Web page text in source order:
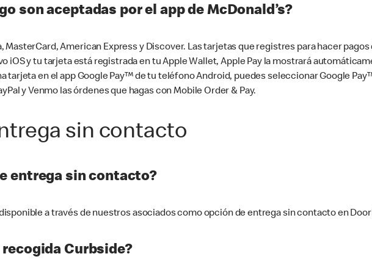
son aceptadas por el app de McDonald’s?
MasterCard, American Express y Discover. Las tarjetas que registres para hacer
iOS y tu tarjeta está registrada en tu Apple Wallet, Apple Pay la mostrará
tarjeta en el app Google Pay™ de tu teléfono Android, puedes seleccionar Google
y Venmo las órdenes que hagas con Mobile Order & Pay.
sin contacto
entrega sin contacto?
a través de nuestros asociados como opción de entrega sin contacto en
Curbside?